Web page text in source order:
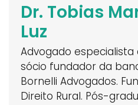
Dr. Tobias
Luz
Advogado
sócio fundador da
Bornelli Advogados.
Direito Rural. Pós-